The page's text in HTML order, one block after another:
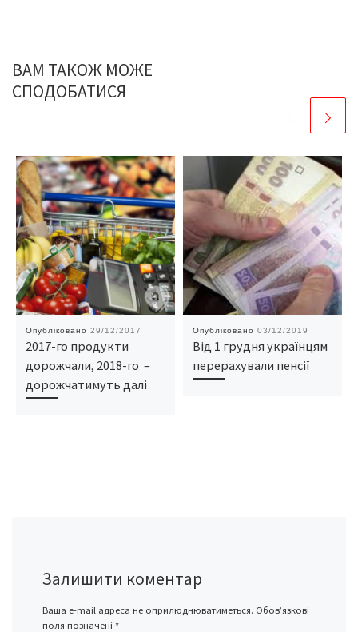
ВАМ ТАКОЖ МОЖЕ
СПОДОБАТИСЯ
Опубліковано 29/12/2017
2017-го продукти
дорожчали, 2018-го –
дорожчатимуть далі
Опубліковано 03/12/2019
Від 1 грудня українцям
перерахували пенсії
Залишити коментар
Ваша e-mail адреса не оприлюднюватиметься. Обов’язкові
поля позначені *